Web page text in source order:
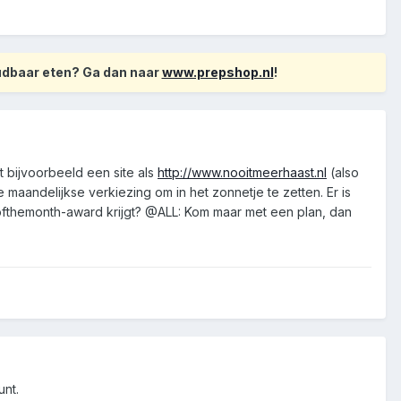
eten? Ga dan naarwww.prepshop.nl!
bijvoorbeeld een site als http://www.nooitmeerhaast.nl (also
verkiezing om in het zonnetje te zetten. Er is
award krijgt? @ALL: Kom maar met een plan, dan